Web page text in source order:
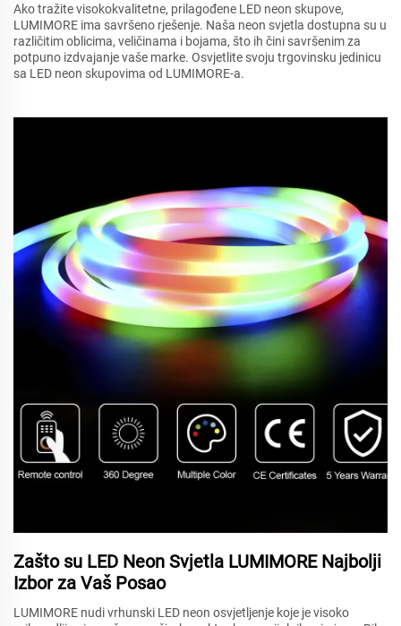
Ako tražite visokokvalitetne, prilagođene LED neon skupove,
LUMIMORE ima savršeno rješenje. Naša neon svjetla dostupna su u
različitim oblicima, veličinama i bojama, što ih čini savršenim za
potpuno izdvajanje vaše marke. Osvjetlite svoju trgovinsku jedinicu
sa LED neon skupovima od LUMIMORE-a.
Zašto su LED Neon Svjetla LUMIMORE Najbolji
Izbor za Vaš Posao
LUMIMORE nudi vrhunski LED neon osvjetljenje koje je visoko